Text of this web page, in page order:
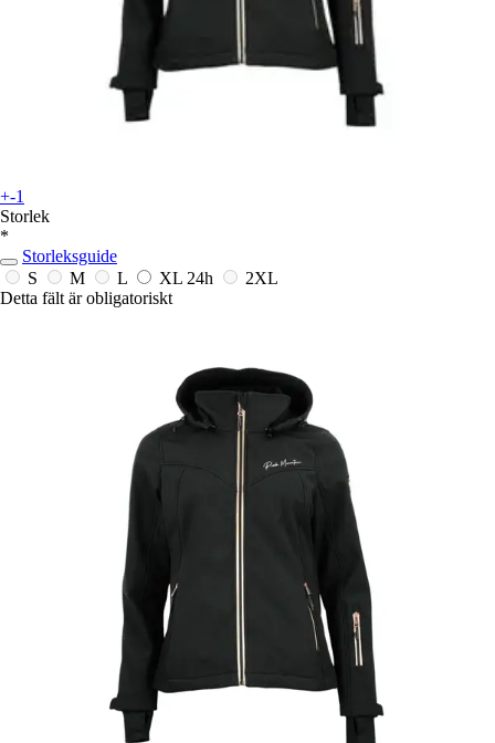
+-1
Storlek
*
Storleksguide
S
M L XL 24h
2XL
Detta fält är obligatoriskt